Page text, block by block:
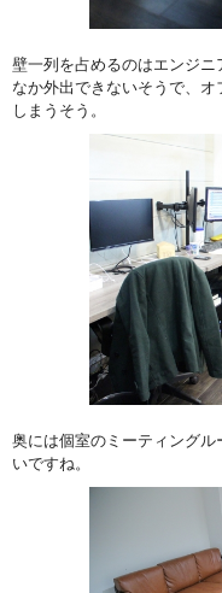
壁一列を占めるのはエンジ
なか外出できないそうで、
しまうそう。
奥には個室のミーティング
いですね。